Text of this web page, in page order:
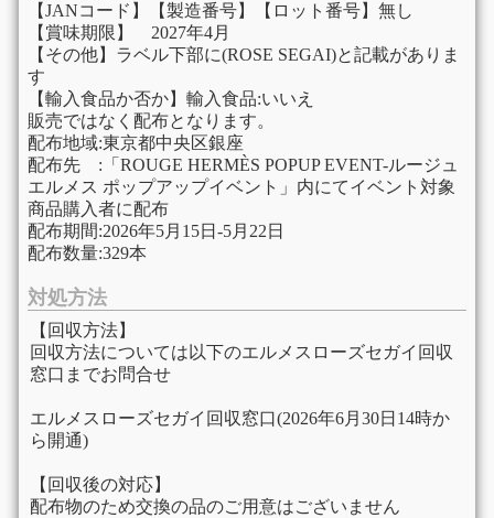
【JANコード】【製造番号】【ロット番号】無し
【賞味期限】 2027年4月
【その他】ラベル下部に(ROSE SEGAI)と記載がありま
す
【輸入食品か否か】輸入食品:いいえ
販売ではなく配布となります。
配布地域:東京都中央区銀座
配布先 :「ROUGE HERMÈS POPUP EVENT-ルージュ
エルメス ポップアップイベント」内にてイベント対象
商品購入者に配布
配布期間:2026年5月15日-5月22日
配布数量:329本
対処方法
【回収方法】
回収方法については以下のエルメスローズセガイ回収
窓口までお問合せ
エルメスローズセガイ回収窓口(2026年6月30日14時か
ら開通)
【回収後の対応】
配布物のため交換の品のご用意はございません